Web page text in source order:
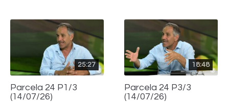
25:27
Parcela 24 P1/3
(14/07/26)
18:48
Parcela 24 P3/3
(14/07/26)